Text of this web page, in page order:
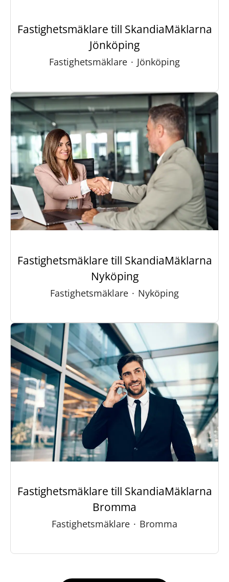
Fastighetsmäklare till SkandiaMäklarna
Jönköping
Fastighetsmäklare · Jönköping
Fastighetsmäklare till SkandiaMäklarna
Nyköping
Fastighetsmäklare · Nyköping
Fastighetsmäklare till SkandiaMäklarna
Bromma
Fastighetsmäklare · Bromma